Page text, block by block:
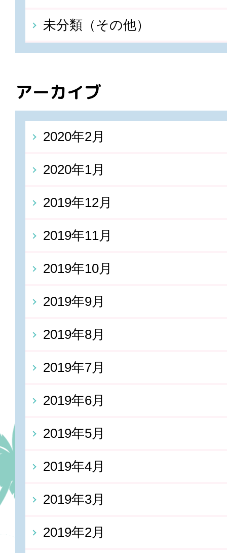
未分類（その他）
アーカイブ
2020年2月
2020年1月
2019年12月
2019年11月
2019年10月
2019年9月
2019年8月
2019年7月
2019年6月
2019年5月
2019年4月
2019年3月
2019年2月